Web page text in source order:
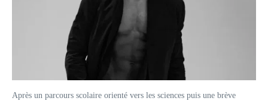
Après un parcours scolaire orienté vers les sciences puis une brève